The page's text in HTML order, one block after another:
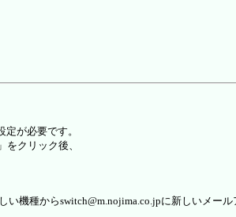
が必要です。
」をクリック後、
機種からswitch@m.nojima.co.jpに新しいメール